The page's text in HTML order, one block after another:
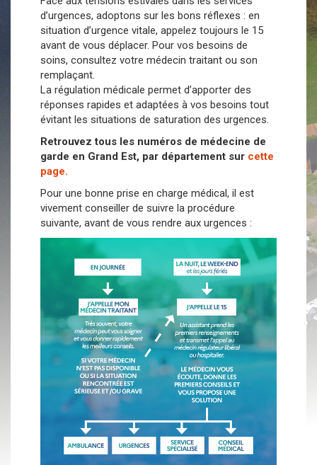
d’urgences, adoptons sur les bons réflexes : en
situation d’urgence vitale, appelez toujours le 15
avant de vous déplacer. Pour vos besoins de
soins, consultez votre médecin traitant ou son
remplaçant.
La régulation médicale permet d’apporter des
réponses rapides et adaptées à vos besoins tout
évitant les situations de saturation des urgences.
Retrouvez tous les numéros de médecine de
garde en Grand Est, par département sur cette
page.
Pour une bonne prise en charge médical, il est
vivement conseiller de suivre la procédure
suivante, avant de vous rendre aux urgences :